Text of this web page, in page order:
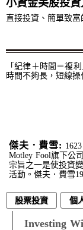
小資金美股投資
直接投資、簡單致富
「紀律＋時間＝複
時間不夠長，短線
傑夫．費雪:
Motley Fool旗下公
宗旨之一是使投資
活動。傑夫．費雪
股票投資 個
Investing